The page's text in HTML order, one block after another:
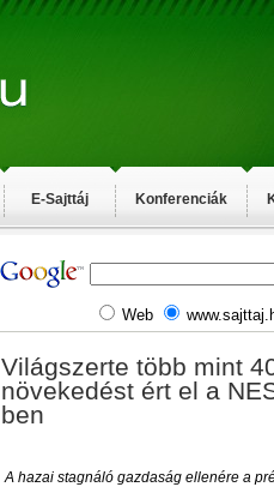
E-Sajttáj Konferenciák
Web
Világszerte több mint
növekedést ért el a
ben
A hazai stagnáló gazdaság ellenére a